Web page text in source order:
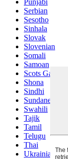
Punjabi
Serbian
Sesotho
Sinhala
Slovak
Slovenian
Somali
Samoan
Scots Gaelic
Shona
Sindhi
Sundanese
Swahili
Tajik
Tamil
Telugu
Thai
Ukrainian